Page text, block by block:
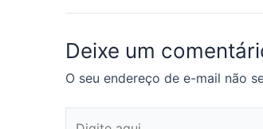
Deixe um
O seu endereço de e-mail não